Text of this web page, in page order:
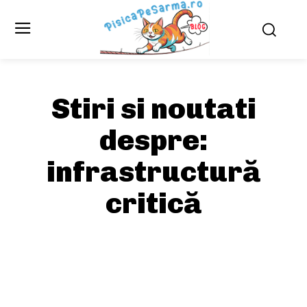
Stiri si noutati
despre:
infrastructură
critică